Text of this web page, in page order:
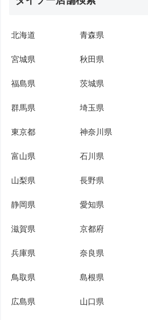
北海道 青森県
宮城県 秋田県
福島県 茨城県
群馬県 埼玉県
東京都 神奈川県
富山県 石川県
山梨県 長野県
静岡県 愛知県
滋賀県 京都府
兵庫県 奈良県
鳥取県 島根県
広島県 山口県